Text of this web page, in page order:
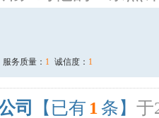
服务质量： 1 诚信度： 1
司 【已有 1 条】 于